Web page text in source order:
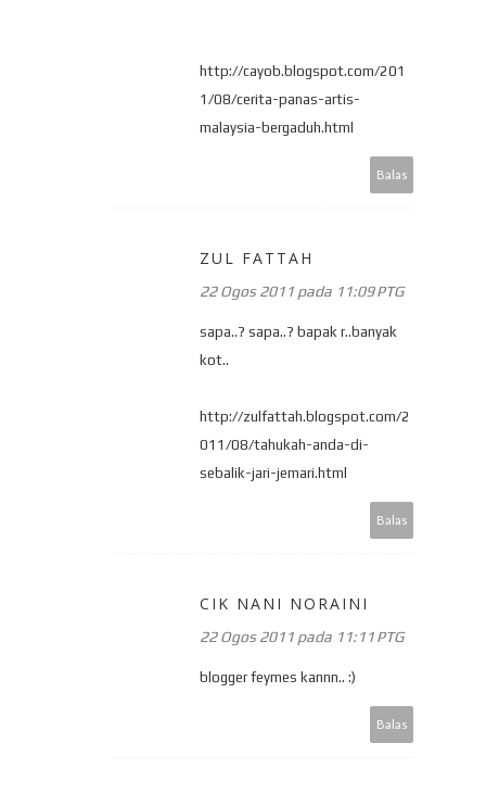
http://cayob.blogspot.com/201
1/08/cerita-panas-artis-
malaysia-bergaduh.html
Balas
ZUL FATTAH
22 Ogos 2011 pada 11:09 PTG
sapa..? sapa..? bapak r..banyak
kot..
http://zulfattah.blogspot.com/2
011/08/tahukah-anda-di-
sebalik-jari-jemari.html
Balas
CIK NANI NORAINI
22 Ogos 2011 pada 11:11 PTG
blogger feymes kannn.. :)
Balas